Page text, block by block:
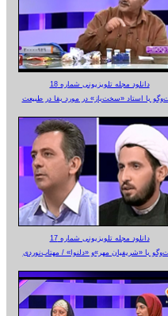
دانلود مجله تلویزیونی شماره 18
با استاد «سخت‌باز» در مورد بقا در طبیعت
دانلود مجله تلویزیونی شماره 17
با «شریفیان مهر»‌و «دلنوا» / مهتاب‌نوردی